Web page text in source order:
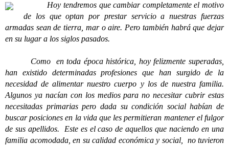
Hoy tendremos que cambiar completamente el motivo
de los que optan por prestar servicio a nuestras fuerzas
armadas sean de tierra, mar o aire. Pero también habrá que dejar
en su lugar a los siglos pasados.
Como en toda época histórica, hoy felizmente superadas,
han existido determinadas profesiones que han surgido de la
necesidad de alimentar nuestro cuerpo y los de nuestra familia.
Algunos ya nacían con los medios para no necesitar cubrir estas
necesitadas primarias pero dada su condición social habían de
buscar posiciones en la vida que les permitieran mantener el fulgor
de sus apellidos. Este es el caso de aquellos que naciendo en una
familia acomodada, en su calidad económica y social, no tuvieron